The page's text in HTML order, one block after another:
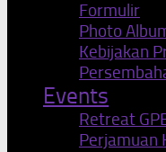
Formulir
Photo
Kebijakan
Events
Retreat
Perjamuan